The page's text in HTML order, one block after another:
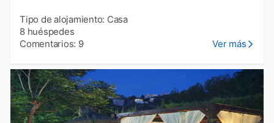
Tipo de alojamiento: Casa
8 huéspedes
Comentarios: 9
Ver más